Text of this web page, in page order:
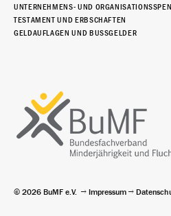
UNTERNEHMENS- UND
TESTAMENT UND ERBSCHAFTEN
GELDAUFLAGEN UND BUSSGELDER
© 2026 BuMF e.V. Impressum